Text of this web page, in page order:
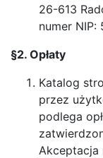
26-613
numer
§2. Opłaty
Katalog
przez
podlega
Akceptacja